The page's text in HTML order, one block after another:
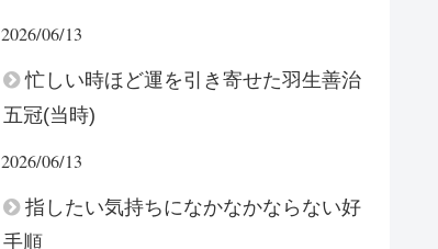
2026/06/13
忙しい時ほど運を引き寄せた羽生善治
五冠(当時)
2026/06/13
指したい気持ちになかなかならない好
手順